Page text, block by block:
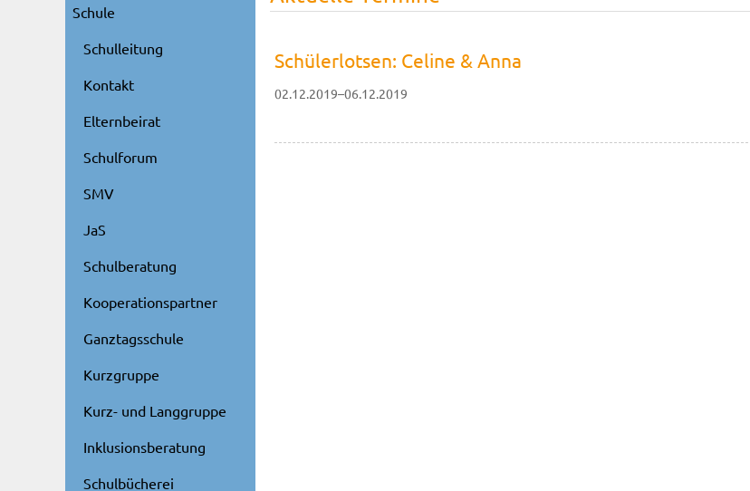
Schülerlotsen: Celine & Anna
02.12.2019–06.12.2019
Schule
Schulleitung
Kontakt
Elternbeirat
Schulforum
SMV
JaS
Schulberatung
Kooperationspartner
Ganztagsschule
Kurzgruppe
Kurz- und Langgruppe
Inklusionsberatung
Schulbücherei